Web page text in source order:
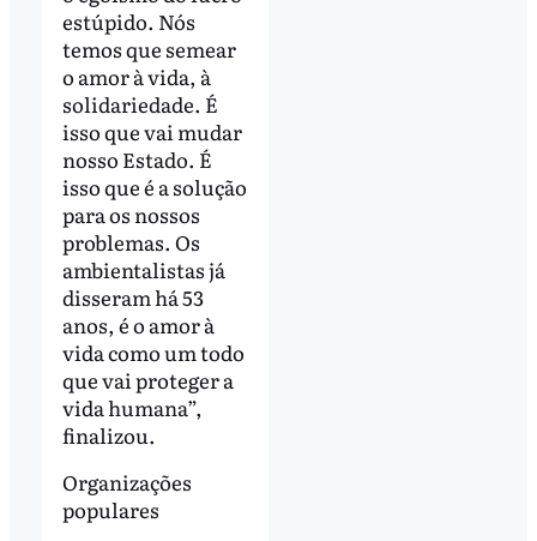
estúpido. Nós
temos que semear
o amor à vida, à
solidariedade. É
isso que vai mudar
nosso Estado. É
isso que é a solução
para os nossos
problemas. Os
ambientalistas já
disseram há 53
anos, é o amor à
vida como um todo
que vai proteger a
vida humana”,
finalizou.
Organizações
populares